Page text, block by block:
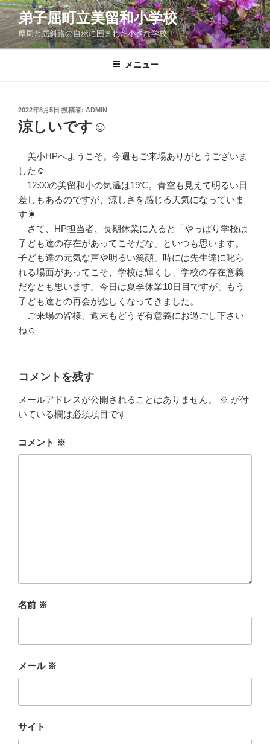
コ
ン
テ
ン
弟子屈町立美留和小学校
摩周と屈斜路の自然に囲まれた小さな学校
メニュー
投
稿
日:
2022年8月5日 投稿者: ADMIN
涼しいです☺
美小HPへようこそ。今週もご来場ありがとうございま
した☺
12:00の美留和小の気温は19℃。青空も見えて明るい日
差しもあるのですが、涼しさを感じる天気になっていま
す☀
さて、HP担当者、長期休業に入ると「やっぱり学校は
子ども達の存在があってこそだな」といつも思います。
子ども達の元気な声や明るい笑顔、時には先生達に叱ら
れる場面があってこそ、学校は輝くし、学校の存在意義
だなとも思います。今日は夏季休業10日目ですが、もう
子ども達との再会が恋しくなってきました。
ご来場の皆様、週末もどうぞ有意義にお過ごし下さい
ね☺
コメントを残す
メールアドレスが公開されることはありません。 ※ が付
いている欄は必須項目です
コメント ※
名前 ※
メール ※
サイト